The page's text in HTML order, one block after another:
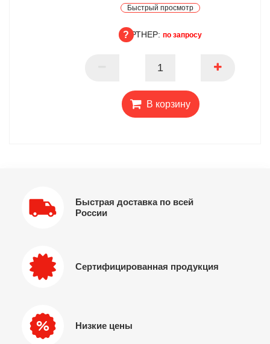
Быстрый просмотр
ПАРТНЕР: по запросу
В корзину
Быстрая доставка по всей
России
Сертифицированная продукция
Низкие цены